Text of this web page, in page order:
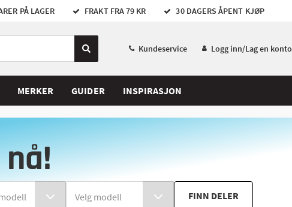
PÅ LAGER FRAKT FRA 79 KR 30 DAGERS ÅPENT KJØP
Kundeservice Logg inn/Lag en konto
MERKER GUIDER INSPIRASJON
FINN DELER